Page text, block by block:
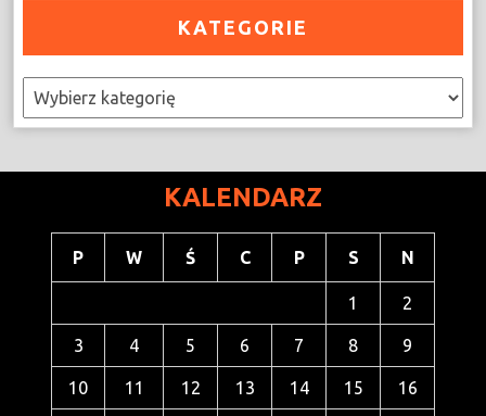
KATEGORIE
Kategorie
KALENDARZ
P W Ś C P S N
1 2
3 4 5 6 7 8 9
10 11 12 13 14 15 16